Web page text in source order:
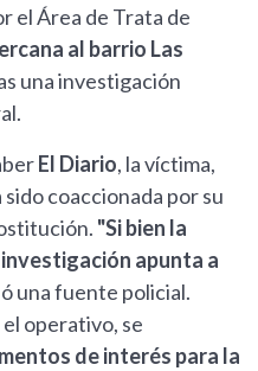
el Área de Trata de
al barrio Las
una investigación
El Diario, la víctima,
coaccionada por su
"Si bien la
apunta a
una fuente policial.
operativo, se
de interés para la